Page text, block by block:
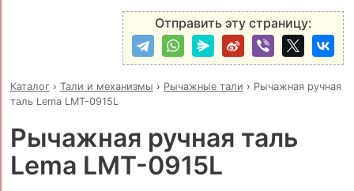
Отправить эту страницу:
Каталог› Тали и механизмы › Рычажные тали › Рычажная ручная
таль Lema LMT-0915L
Рычажная ручная таль
Lema LMT-0915L